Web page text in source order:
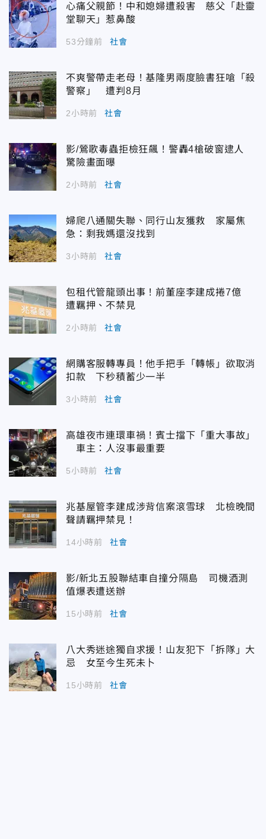
心痛父親節！中和媳婦遭殺害 慈父「赴靈
堂聊天」惹鼻酸
53分鐘前 社會
不爽警帶走老母！基隆男兩度臉書狂嗆「殺
警察」 遭判8月
2小時前 社會
影/鶯歌毒蟲拒檢狂飆！警轟4槍破窗逮人
驚險畫面曝
2小時前 社會
婦爬八通關失聯、同行山友獲救 家屬焦
急：剩我媽還沒找到
3小時前 社會
包租代管龍頭出事！前董座李建成捲7億
遭羈押、不禁見
2小時前 社會
網購客服轉專員！他手把手「轉帳」欲取消
扣款 下秒積蓄少一半
3小時前 社會
高雄夜市連環車禍！賓士擋下「重大事故」
車主：人沒事最重要
5小時前 社會
兆基屋管李建成涉背信案滾雪球 北檢晚間
聲請羈押禁見！
14小時前 社會
影/新北五股聯結車自撞分隔島 司機酒測
值爆表遭送辦
15小時前 社會
八大秀迷途獨自求援！山友犯下「拆隊」大
忌 女至今生死未卜
15小時前 社會